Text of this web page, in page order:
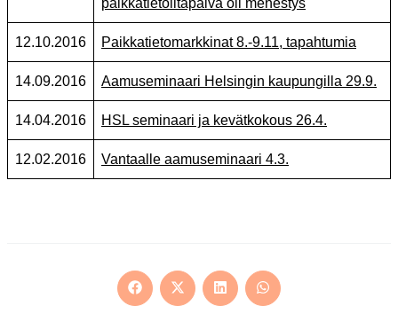
paikkatietoiltapäivä oli menestys
12.10.2016 Paikkatietomarkkinat 8.-9.11, tapahtumia
14.09.2016 Aamuseminaari Helsingin kaupungilla 29.9.
14.04.2016 HSL seminaari ja kevätkokous 26.4.
12.02.2016 Vantaalle aamuseminaari 4.3.
Opens
in
Opens
in
Opens
in
Opens
in